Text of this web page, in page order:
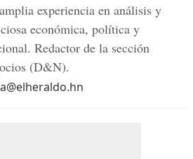
experiencia en análisis y
económica, política y
Redactor de la sección
(D&N).